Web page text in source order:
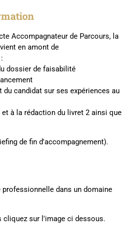
Accompagnateur de Parcours, la
en amont de
dossier de faisabilité
du candidat sur ses expériences au
et à la rédaction du livret 2 ainsi que
de fin d'accompagnement).
professionnelle dans un domaine
cliquez sur l'image ci dessous.